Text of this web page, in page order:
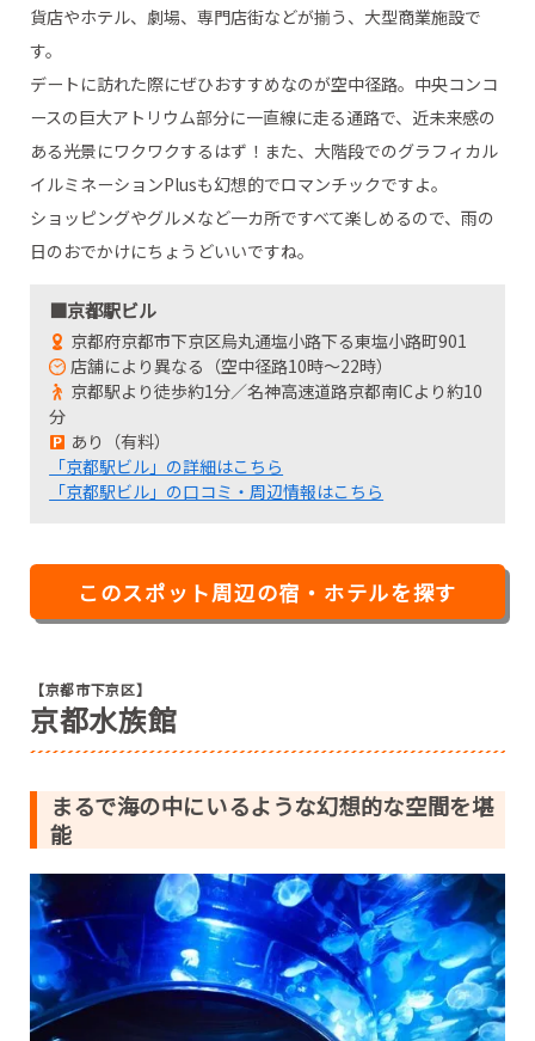
貨店やホテル、劇場、専門店街などが揃う、大型商業施設で
す。
デートに訪れた際にぜひおすすめなのが空中径路。中央コンコ
ースの巨大アトリウム部分に一直線に走る通路で、近未来感の
ある光景にワクワクするはず！また、大階段でのグラフィカル
イルミネーションPlusも幻想的でロマンチックですよ。
ショッピングやグルメなど一カ所ですべて楽しめるので、雨の
日のおでかけにちょうどいいですね。
■京都駅ビル
京都府京都市下京区烏丸通塩小路下る東塩小路町901
店舗により異なる（空中径路10時～22時）
京都駅より徒歩約1分／名神高速道路京都南ICより約10
分
あり（有料）
「京都駅ビル」の詳細はこちら
「京都駅ビル」の口コミ・周辺情報はこちら
このスポット周辺の宿・ホテルを探す
【京都市下京区】
京都水族館
まるで海の中にいるような幻想的な空間を堪
能